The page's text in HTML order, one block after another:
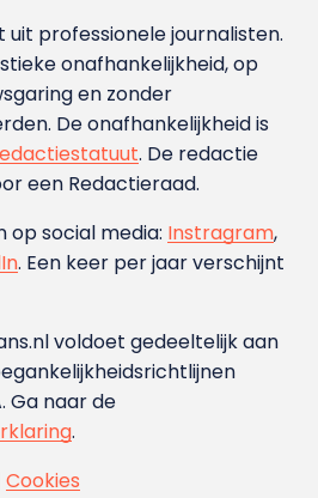
professionele journalisten.
onafhankelijkheid, op
en zonder
De onafhankelijkheid is
. De redactie
een Redactieraad.
op social media: Instragram,
. Een keer per jaar verschijnt
voldoet gedeeltelijk aan
Ga naar de
.
Cookies